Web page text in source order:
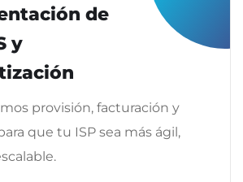
de
y
provisión, facturación y
que tu ISP sea más ágil,